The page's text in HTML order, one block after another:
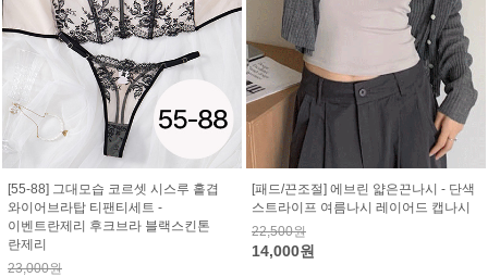
[55-88] 그대모습 코르셋 시스루 홑겹
와이어브라탑 티팬티세트 -
이벤트란제리 후크브라 블랙스킨톤
란제리
23,000원
[패드/끈조절] 에브린 얇은끈나시 - 단색
스트라이프 여름나시 레이어드 캡나시
22,500원
14,000원